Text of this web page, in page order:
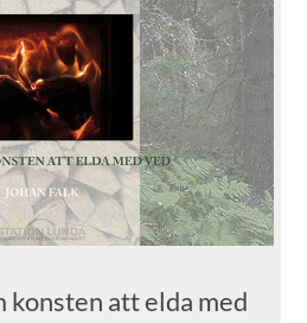
konsten att elda med